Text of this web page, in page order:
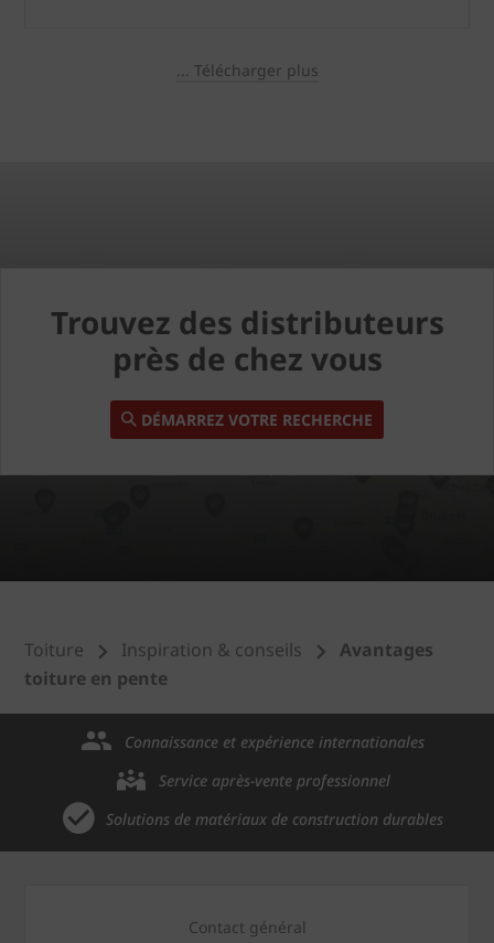
... Télécharger plus
Trouvez des distributeurs
près de chez vous
DÉMARREZ VOTRE RECHERCHE
Toiture Inspiration & conseils
Avantages
toiture en pente
Connaissance et expérience internationales
Service après-vente professionnel
Solutions de matériaux de construction durables
Contact général